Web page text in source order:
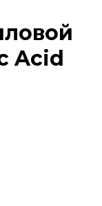
Acid